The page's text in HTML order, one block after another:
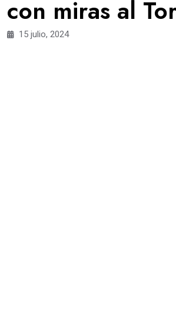
con miras al
15 julio, 2024